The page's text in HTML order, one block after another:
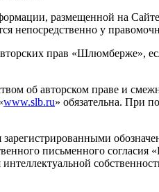
размещенной на
непосредственно у
прав «Шлюмберже»,
об авторском праве и
www.slb.ru» обязательна. При
письменного
интеллектуальной